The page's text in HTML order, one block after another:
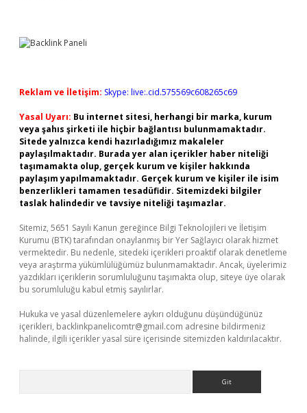
Reklam ve İletişim: Skype: live:.cid.575569c608265c69
Yasal Uyarı: Bu internet sitesi, herhangi bir marka, kurum
veya şahıs şirketi ile hiçbir bağlantısı bulunmamaktadır.
Sitede yalnızca kendi hazırladığımız makaleler
paylaşılmaktadır. Burada yer alan içerikler haber niteliği
taşımamakta olup, gerçek kurum ve kişiler hakkında
paylaşım yapılmamaktadır. Gerçek kurum ve kişiler ile isim
benzerlikleri tamamen tesadüfidir. Sitemizdeki bilgiler
taslak halindedir ve tavsiye niteliği taşımazlar.
Sitemiz, 5651 Sayılı Kanun gereğince Bilgi Teknolojileri ve İletişim
Kurumu (BTK) tarafından onaylanmış bir Yer Sağlayıcı olarak hizmet
vermektedir. Bu nedenle, sitedeki içerikleri proaktif olarak denetleme
veya araştırma yükümlülüğümüz bulunmamaktadır. Ancak, üyelerimiz
yazdıkları içeriklerin sorumluluğunu taşımakta olup, siteye üye olarak
bu sorumluluğu kabul etmiş sayılırlar.
Hukuka ve yasal düzenlemelere aykırı olduğunu düşündüğünüz
içerikleri, backlinkpanelicomtr@gmail.com adresine bildirmeniz
halinde, ilgili içerikler yasal süre içerisinde sitemizden kaldırılacaktır.